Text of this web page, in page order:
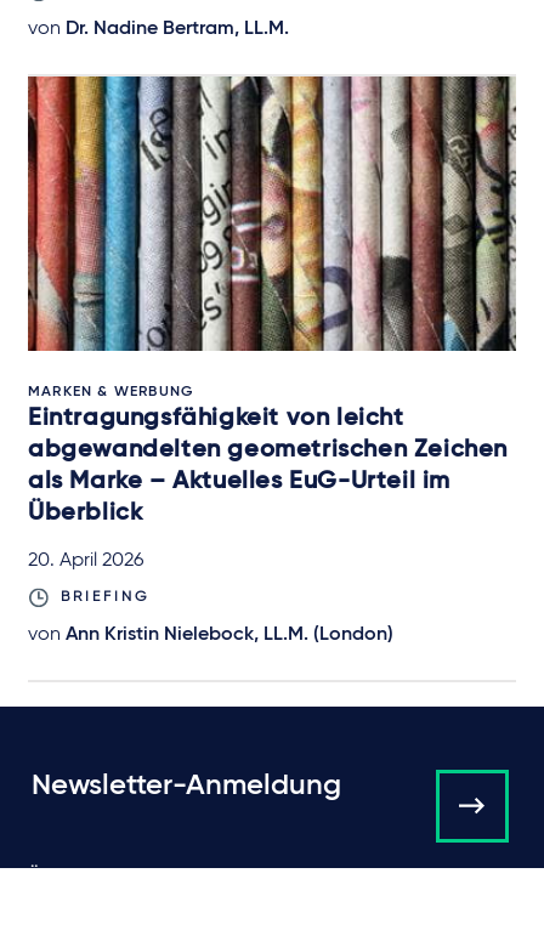
von Dr. Nadine Bertram, LL.M.
MARKEN & WERBUNG
Eintragungsfähigkeit von leicht
abgewandelten geometrischen Zeichen
als Marke – Aktuelles EuG-Urteil im
Überblick
20. April 2026
BRIEFING
von Ann Kristin Nielebock, LL.M. (London)
Newsletter-Anmeldung